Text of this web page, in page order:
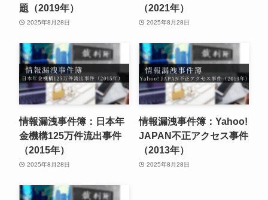
題（2019年）
2025年8月28日
（2021年）
2025年8月28日
情報漏洩事件簿：日本年
金機構125万件流出事件
（2015年）
2025年8月28日
情報漏洩事件簿：Yahoo!
JAPAN不正アクセス事件
（2013年）
2025年8月28日